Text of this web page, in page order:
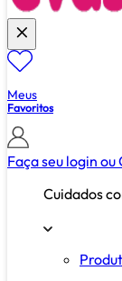
Meus
Favoritos
Faça seu login ou
Cuidados